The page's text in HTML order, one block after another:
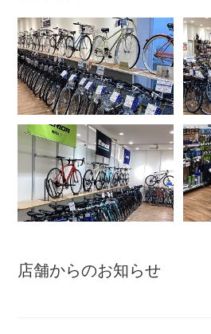
自転車修理工賃
サイクルメイト
サイクルポーター
ネットで注文、お店で取付け
サイクルパートナー
店舗からのお知らせ